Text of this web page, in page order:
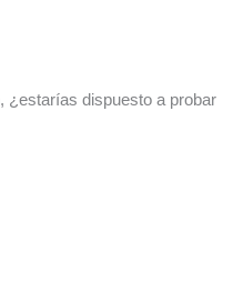
¿estarías dispuesto a probar